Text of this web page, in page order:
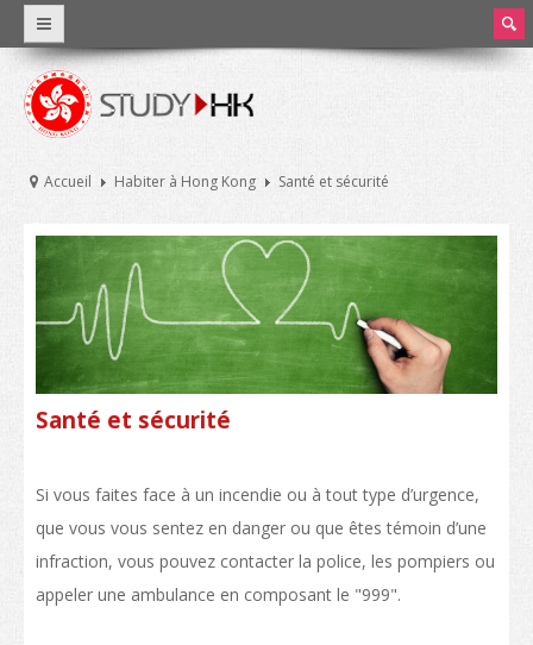
Pourquoi Hong Kong?
L’enseignement à Hong Kong
Système éducatif de Hong Kong
Frais de scolarité et dépenses courantes
Bourses d’études
Liste des programmes
Enseignement professionnel
earc
h
Accueil Habiter à Hong Kong Santé et sécurité
Santé et sécurité
Si vous faites face à un incendie ou à tout type d’urgence,
que vous vous sentez en danger ou que êtes témoin d’une
infraction, vous pouvez contacter la police, les pompiers ou
appeler une ambulance en composant le "999".